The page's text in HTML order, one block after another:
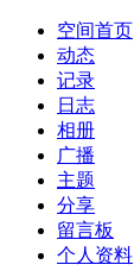
空间首页
动态
记录
日志
相册
广播
主题
分享
留言板
个人资料